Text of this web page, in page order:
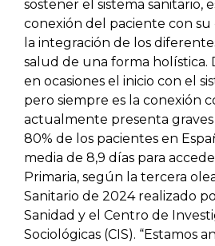
sostener el sistema sanitario,
conexión del paciente con
la integración de los
salud de una forma holística.
en ocasiones el inicio con el
pero siempre es la conexión
actualmente presenta graves
80% de los pacientes en
media de 8,9 días para
Primaria, según la tercera
Sanitario de 2024 realizado
Sanidad y el Centro de
Sociológicas (CIS). “Estamos